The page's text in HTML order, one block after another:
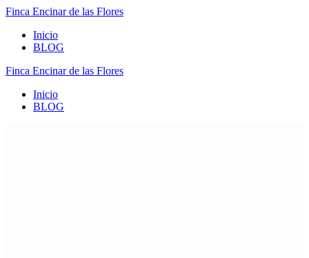
Finca Encinarde las Flores
Inicio
BLOG
Finca Encinarde las Flores
Inicio
BLOG